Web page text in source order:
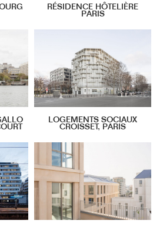
RÉSIDENCE HÔTELIÈRE
PARIS
LOGEMENTS SOCIAUX
CROISSET, PARIS